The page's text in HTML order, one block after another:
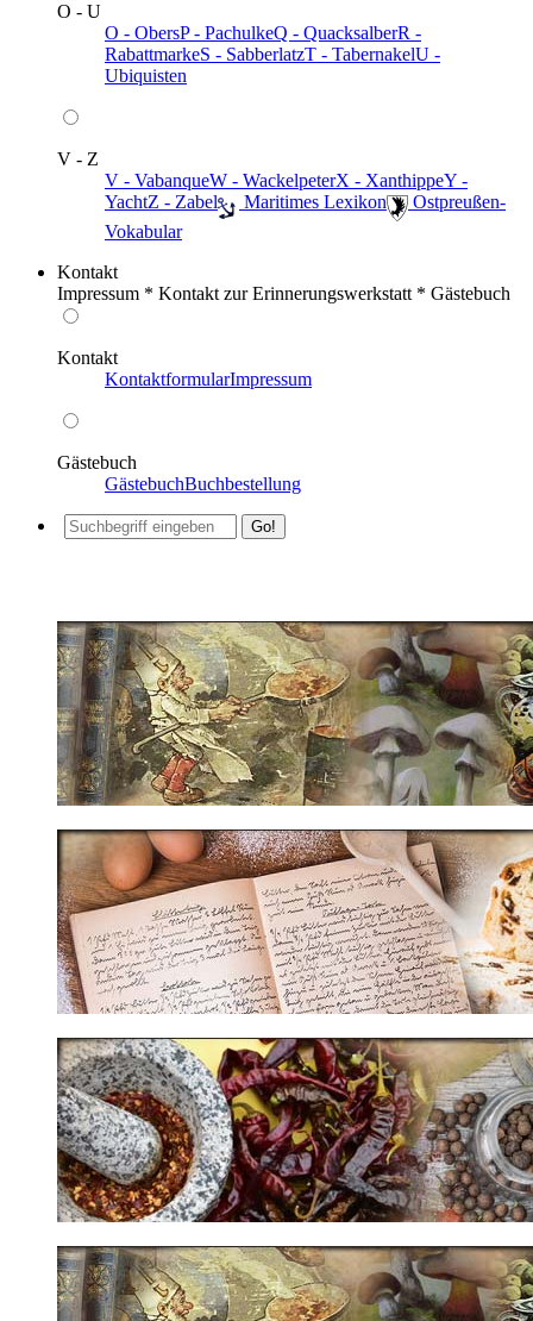
O - U
O - ObersP - PachulkeQ - QuacksalberR -
RabattmarkeS - SabberlatzT - TabernakelU -
Ubiquisten
V - Z
V - VabanqueW - WackelpeterX - XanthippeY -
YachtZ - Zabel ️ Maritimes Lexikon
️ Ostpreußen-
Vokabular
Kontakt
Impressum * Kontakt zur Erinnerungswerkstatt * Gästebuch
Kontakt
KontaktformularImpressum
Gästebuch
GästebuchBuchbestellung